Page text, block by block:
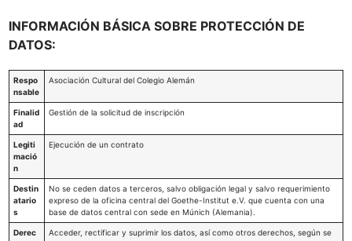
INFORMACIÓN BÁSICA SOBRE PROTECCIÓN DE
DATOS:
Respo
nsable
Asociación Cultural del Colegio Alemán
Finalid
ad
Gestión de la solicitud de inscripción
Legiti
mació
n
Ejecución de un contrato
Destin
atario
s
No se ceden datos a terceros, salvo obligación legal y salvo requerimiento
expreso de la oficina central del Goethe-Institut e.V. que cuenta con una
base de datos central con sede en Múnich (Alemania).
Derec
Acceder, rectificar y suprimir los datos, así como otros derechos, según se